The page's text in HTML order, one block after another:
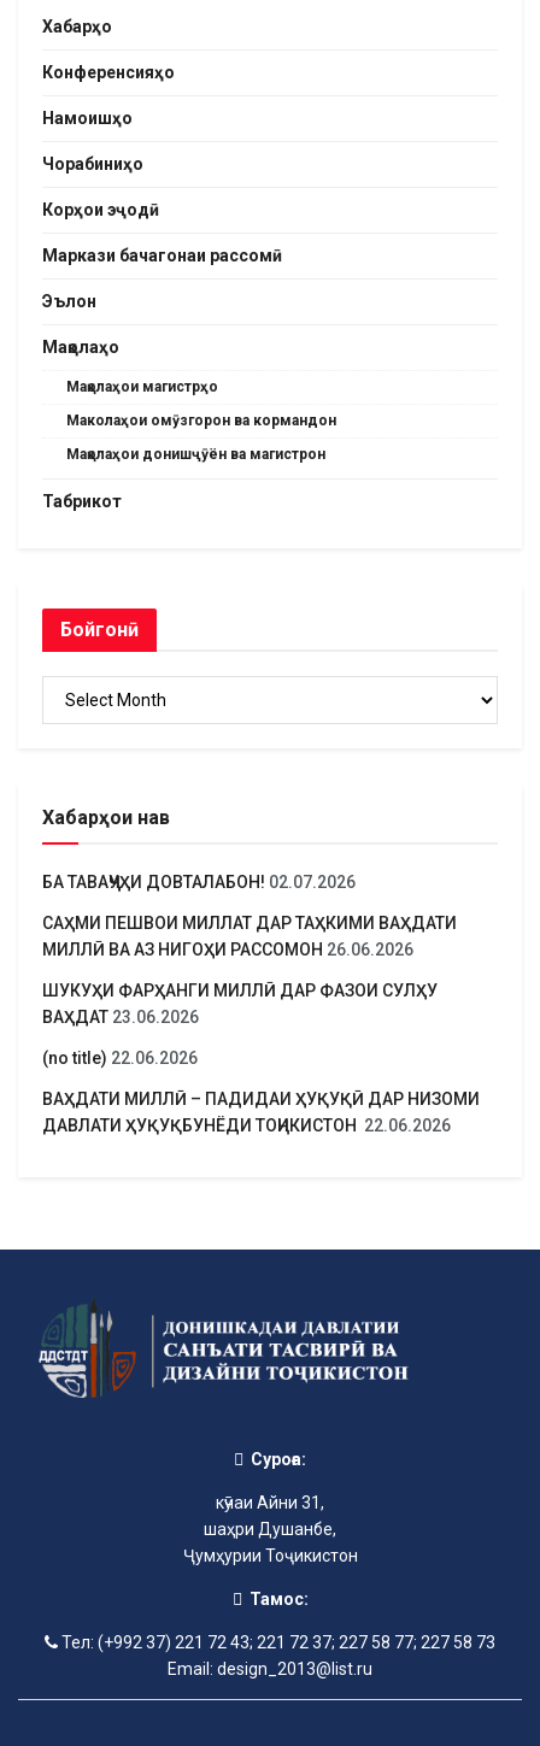
Хабарҳо
Конференсияҳо
Намоишҳо
Чорабиниҳо
Корҳои эҷодӣ
Маркази бачагонаи рассомӣ
Эълон
Мақолаҳо
Мақолаҳои магистрҳо
Маколаҳои омӯзгорон ва кормандон
Мақолаҳои донишҷӯён ва магистрон
Табрикот
Бойгонӣ
Хабарҳои нав
БА ТАВАҶҶУҲИ ДОВТАЛАБОН! 02.07.2026
САҲМИ ПЕШВОИ МИЛЛАТ ДАР ТАҲКИМИ ВАҲДАТИ
МИЛЛӢ ВА АЗ НИГОҲИ РАССОМОН 26.06.2026
ШУКУҲИ ФАРҲАНГИ МИЛЛӢ ДАР ФАЗОИ СУЛҲУ
ВАҲДАТ 23.06.2026
(no title) 22.06.2026
ВАҲДАТИ МИЛЛӢ – ПАДИДАИ ҲУҚУҚӢ ДАР НИЗОМИ
ДАВЛАТИ ҲУҚУҚБУНЁДИ ТОҶИКИСТОН 22.06.2026
Суроға:
кӯчаи Айни 31,
шаҳри Душанбе,
Ҷумҳурии Тоҷикистон
Тамос:
Тел: (+992 37) 221 72 43; 221 72 37; 227 58 77; 227 58 73
Email: design_2013@list.ru